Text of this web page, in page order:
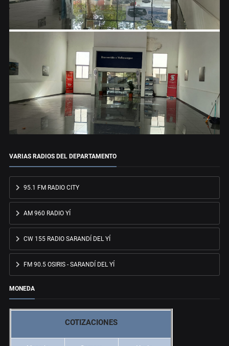
VARIAS RADIOS DEL DEPARTAMENTO
95.1 FM RADIO CITY
AM 960 RADIO YÍ
CW 155 RADIO SARANDÍ DEL YÍ
FM 90.5 OSIRIS - SARANDÍ DEL YÍ
MONEDA
COTIZACIONES